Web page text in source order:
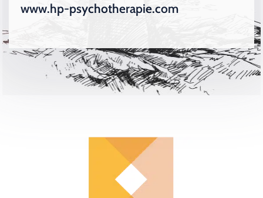
www.hp-psychotherapie.com